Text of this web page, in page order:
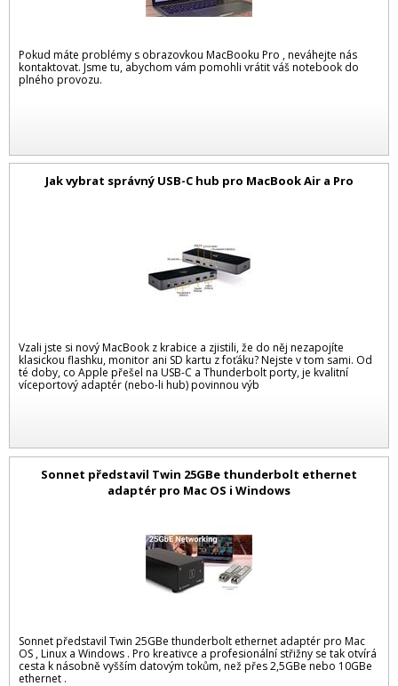
Pokud máte problémy s obrazovkou MacBooku Pro , neváhejte nás
kontaktovat. Jsme tu, abychom vám pomohli vrátit váš notebook do
plného provozu.
Jak vybrat správný USB-C hub pro MacBook Air a Pro
Vzali jste si nový MacBook z krabice a zjistili, že do něj nezapojíte
klasickou flashku, monitor ani SD kartu z foťáku? Nejste v tom sami. Od
té doby, co Apple přešel na USB-C a Thunderbolt porty, je kvalitní
víceportový adaptér (nebo-li hub) povinnou výb
Sonnet představil Twin 25GBe thunderbolt ethernet
adaptér pro Mac OS i Windows
Sonnet představil Twin 25GBe thunderbolt ethernet adaptér pro Mac
OS , Linux a Windows . Pro kreativce a profesionální střižny se tak otvírá
cesta k násobně vyšším datovým tokům, než přes 2,5GBe nebo 10GBe
ethernet .